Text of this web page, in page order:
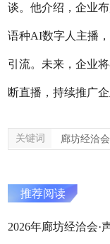
谈。他介绍，企业
语种AI数字人主播
引流。未来，企业
断直播，持续推广
关键词 廊坊经洽
推荐阅读